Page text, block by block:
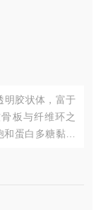
板与纤维环之
蛋白多糖黏液
要表现为退变
柱高度、承受